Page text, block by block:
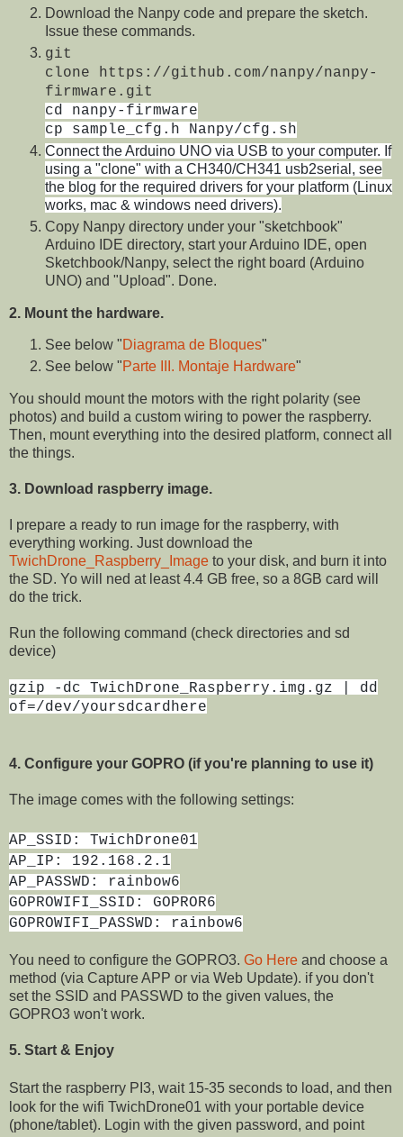
Download the Nanpy code and prepare the sketch.
Issue these commands.
git
clone https://github.com/nanpy/nanpy-
firmware.git
cd nanpy-firmware
cp sample_cfg.h Nanpy/cfg.sh
Connect the Arduino UNO via USB to your computer. If
using a "clone" with a CH340/CH341 usb2serial, see
the blog for the required drivers for your platform (Linux
works, mac & windows need drivers).
Copy Nanpy directory under your "sketchbook"
Arduino IDE directory, start your Arduino IDE, open
Sketchbook/Nanpy, select the right board (Arduino
UNO) and "Upload". Done.
2. Mount the hardware.
See below "Diagrama de Bloques"
See below "Parte III. Montaje Hardware"
You should mount the motors with the right polarity (see
photos) and build a custom wiring to power the raspberry.
Then, mount everything into the desired platform, connect all
the things.
3. Download raspberry image.
I prepare a ready to run image for the raspberry, with
everything working. Just download the
TwichDrone_Raspberry_Image to your disk, and burn it into
the SD. Yo will ned at least 4.4 GB free, so a 8GB card will
do the trick.
Run the following command (check directories and sd
device)
gzip -dc TwichDrone_Raspberry.img.gz | dd
of=/dev/yoursdcardhere
4. Configure your GOPRO (if you're planning to use it)
The image comes with the following settings:
AP_SSID: TwichDrone01
AP_IP: 192.168.2.1
AP_PASSWD: rainbow6
GOPROWIFI_SSID: GOPROR6
GOPROWIFI_PASSWD: rainbow6
You need to configure the GOPRO3. Go Here and choose a
method (via Capture APP or via Web Update). if you don't
set the SSID and PASSWD to the given values, the
GOPRO3 won't work.
5. Start & Enjoy
Start the raspberry PI3, wait 15-35 seconds to load, and then
look for the wifi TwichDrone01 with your portable device
(phone/tablet). Login with the given password, and point